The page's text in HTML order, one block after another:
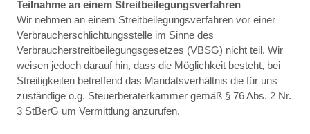
Teilnahme an einem Streitbeilegungsverfahren
Wir nehmen an einem Streitbeilegungsverfahren vor einer
Verbraucherschlichtungsstelle im Sinne des
Verbraucherstreitbeilegungsgesetzes (VBSG) nicht teil. Wir
weisen jedoch darauf hin, dass die Möglichkeit besteht, bei
Streitigkeiten betreffend das Mandatsverhältnis die für uns
zuständige o.g. Steuerberaterkammer gemäß § 76 Abs. 2 Nr.
3 StBerG um Vermittlung anzurufen.